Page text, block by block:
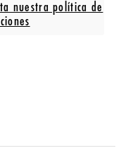
nuestra política de